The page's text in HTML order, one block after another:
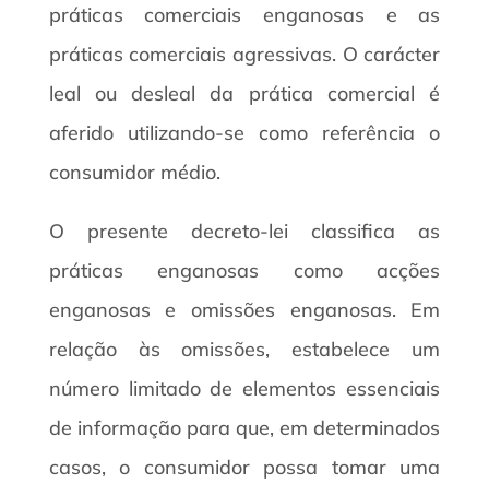
práticas comerciais enganosas e as
práticas comerciais agressivas. O carácter
leal ou desleal da prática comercial é
aferido utilizando-se como referência o
consumidor médio.
O presente decreto-lei classifica as
práticas enganosas como acções
enganosas e omissões enganosas. Em
relação às omissões, estabelece um
número limitado de elementos essenciais
de informação para que, em determinados
casos, o consumidor possa tomar uma